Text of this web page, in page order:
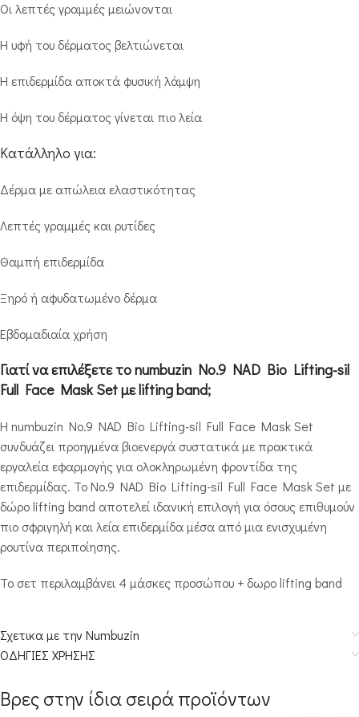
Οι λεπτές γραμμές μειώνονται
Η υφή του δέρματος βελτιώνεται
Η επιδερμίδα αποκτά φυσική λάμψη
Η όψη του δέρματος γίνεται πιο λεία
Κατάλληλο για:
Δέρμα με απώλεια ελαστικότητας
Λεπτές γραμμές και ρυτίδες
Θαμπή επιδερμίδα
Ξηρό ή αφυδατωμένο δέρμα
Εβδομαδιαία χρήση
Γιατί να επιλέξετε το numbuzin No.9 NAD Bio Lifting-sil
Full Face Mask Set με lifting band;
Η numbuzin No.9 NAD Bio Lifting-sil Full Face Mask Set
συνδυάζει προηγμένα βιοενεργά συστατικά με πρακτικά
εργαλεία εφαρμογής για ολοκληρωμένη φροντίδα της
επιδερμίδας. Το No.9 NAD Bio Lifting-sil Full Face Mask Set με
δώρο lifting band αποτελεί ιδανική επιλογή για όσους επιθυμούν
πιο σφριγηλή και λεία επιδερμίδα μέσα από μια ενισχυμένη
ρουτίνα περιποίησης.
Το σετ περιλαμβάνει 4 μάσκες προσώπου + δωρο lifting band
Σχετικα με την Numbuzin
ΟΔΗΓΙΕΣ ΧΡΗΣΗΣ
Βρες στην ίδια σειρά προϊόντων